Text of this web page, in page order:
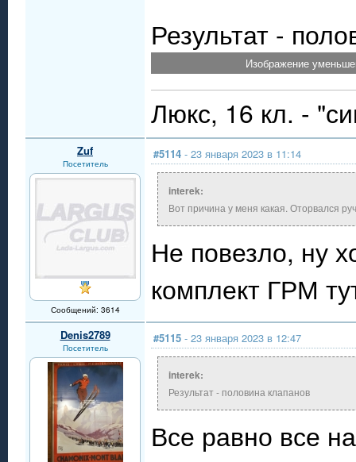
Результат -
Изображение
Люкс, 16 кл. -
Zuf
Посетитель
Сообщений: 3614
#5114 - 23 января 2023 в 11:14
interek:
Вот причина у меня какая. Оторвался
Не повезло, ну
комплект ГРМ
Denis2789
Посетитель
#5115 - 23 января 2023 в 12:47
interek:
Результат - половина клапанов
Все равно все